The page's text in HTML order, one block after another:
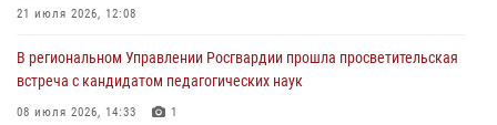
За минувшие сутки Псковские росгвардейцы выезжали два раза на
31 июля 2026, 13:53
В Санкт-Петербурге прошел окружной этап ежегодного
21 июля 2026, 12:08
В региональном Управлении Росгвардии прошла просветительская
встреча с кандидатом педагогических наук
08 июля 2026, 14:33 1